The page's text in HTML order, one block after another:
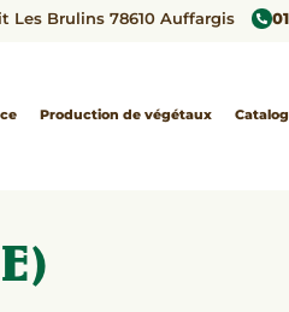
Les Brulins 78610 Auffargis
Production de végétaux